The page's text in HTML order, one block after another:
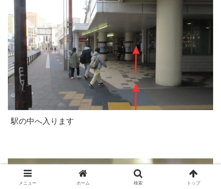
駅の中へ入ります
メニュー ホーム 検索 トップ